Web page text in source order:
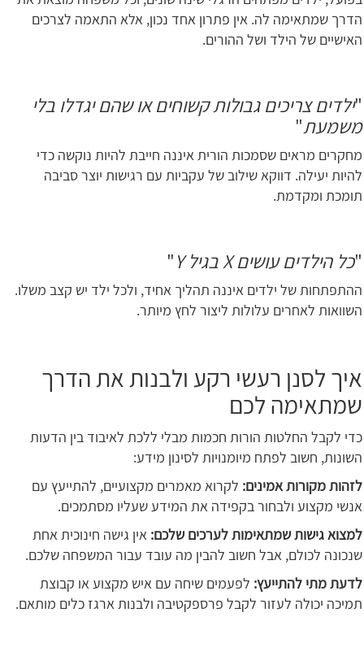
הדרך שמתאימה לה. אין פתרון אחד נכון, אלא התאמה לצרכים
האישיים של הילד ושל ההורים.
"ילדים צריכים גבולות קשוחים או שהם יגדלו בלי
משמעת"
מחקרים מראים שסמכות הורית איננה חייבת להיות נוקשה כדי
להיות יעילה. דווקא שילוב של עקביות עם רגישות יוצר סביבה
תומכת ומקדמת.
"כל הילדים עושיםXבגילY
"
ההתפתחות של ילדים איננה תהליך אחיד, ולכל ילד יש קצב משלו.
השוואות לאחרים עלולות ליצור לחץ מיותר.
איך לסנן רעשי רקע ולבנות את הדרך
שמתאימה לכם
כדי לקבל החלטות הורות חכמות מבלי ללכת לאיבוד בין הדעות
השונות, חשוב לפתח מיומנויות לסינון מידע:
לזהות מקורות אמינים: לקרוא מאמרים מקצועיים, להתייעץ עם
אנשי מקצוע ולבחור בקפידה את המידע שעליו מסתמכים.
למצוא גישות שמתאימות לערכים שלכם: אין גישה חינוכית אחת
שנכונה לכולם, אבל חשוב להבין מה עובד עבור המשפחה שלכם.
לדעת מתי להתייעץ: לפעמים שיחה עם איש מקצוע או קבוצת
תמיכה יכולה לעזור לקבל פרספקטיבה ולבנות ארגז כלים מותאם.